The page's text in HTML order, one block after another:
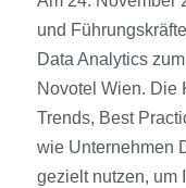
und
Data Analytics
Novotel Wien. Die
Trends, Best
wie Unternehmen
gezielt nutzen, um